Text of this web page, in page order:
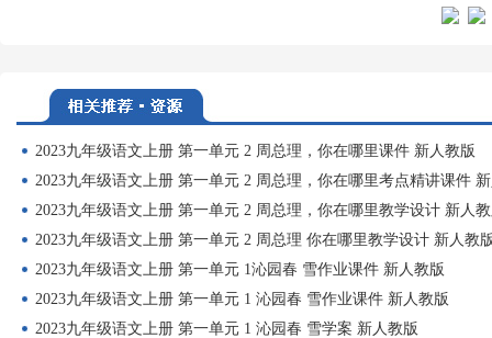
2023九年级语文上册 第一单元 2 周总理，你在哪里课件 新人教版
2023九年级语文上册 第一单元 2 周总理，你在哪里考点精讲课件
2023九年级语文上册 第一单元 2 周总理，你在哪里教学设计 新人
2023九年级语文上册 第一单元 2 周总理 你在哪里教学设计 新人教
2023九年级语文上册 第一单元 1沁园春 雪作业课件 新人教版
2023九年级语文上册 第一单元 1 沁园春 雪作业课件 新人教版
2023九年级语文上册 第一单元 1 沁园春 雪学案 新人教版